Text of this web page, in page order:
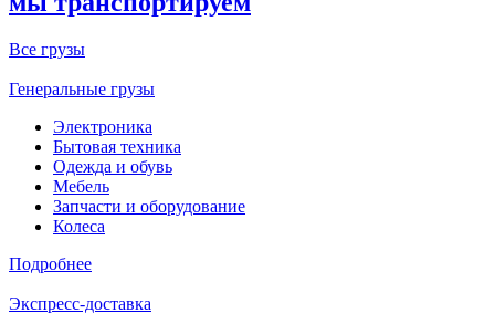
Все грузы
Генеральные грузы
Электроника
Бытовая техника
Одежда и обувь
Мебель
Запчасти и оборудование
Колеса
Подробнее
Экспресс-доставка